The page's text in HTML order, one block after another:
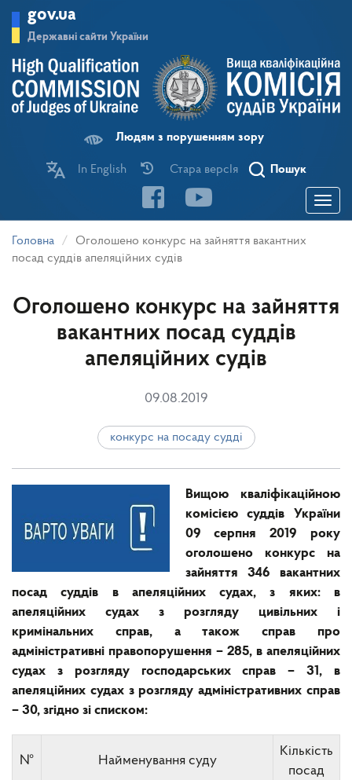
основного
матеріалу
gov.ua
Державні сайти України
Людям з порушенням зору
In English Стара версІя Пошук
Toggle
Головна
Оголошено конкурс на зайняття вакантних
посад суддів апеляційних судів
Оголошено конкурс на зайняття
вакантних посад суддів
апеляційних судів
09.08.2019
конкурс на посаду судді
Вищою кваліфікаційною
комісією суддів України
09 серпня 2019 року
оголошено конкурс на
зайняття 346 вакантних
посад суддів в апеляційних судах, з яких: в
апеляційних судах з розгляду цивільних і
кримінальних справ, а також справ про
адміністративні правопорушення – 285, в апеляційних
судах з розгляду господарських справ – 31, в
апеляційних судах з розгляду адміністративних справ
– 30, згідно зі списком:
№ Найменування суду
Кількість
посад